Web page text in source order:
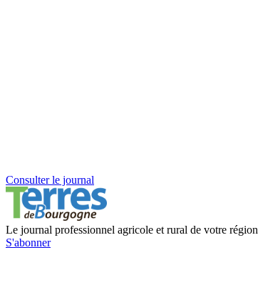
Consulter le journal
Le journal professionnel agricole et rural de votre région
S'abonner